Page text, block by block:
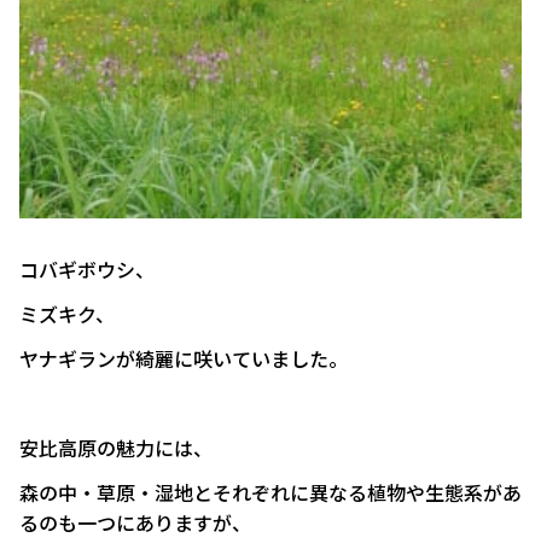
コバギボウシ、
ミズキク、
ヤナギランが綺麗に咲いていました。
安比高原の魅力には、
森の中・草原・湿地とそれぞれに異なる植物や生態系があ
るのも一つにありますが、